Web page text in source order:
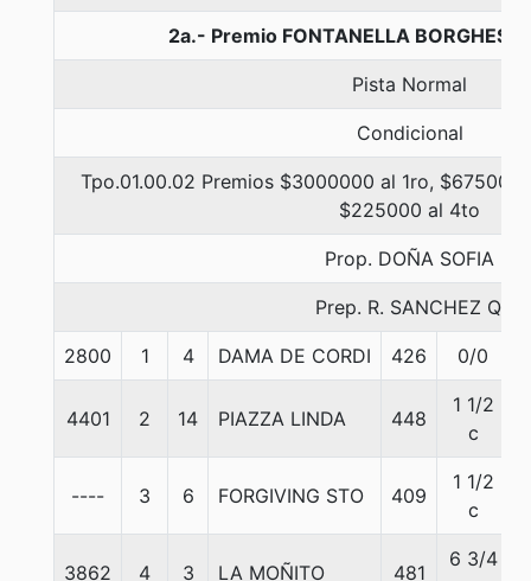
2a.- Premio FONTANELLA
Pista Normal
Condicional
Tpo.01.00.02 Premios $3000000 al 1ro,
$225000 al 4to
Prop. DOÑA SOFIA
Prep. R. SANCHEZ Q.
2800 1 4 DAMA DE CORDI 426 0/0
4401 2 14 PIAZZA LINDA 448
1 1/2
c
---- 3 6 FORGIVING STO 409
1 1/2
c
3862 4 3 LA MOÑITO 481
6 3/4